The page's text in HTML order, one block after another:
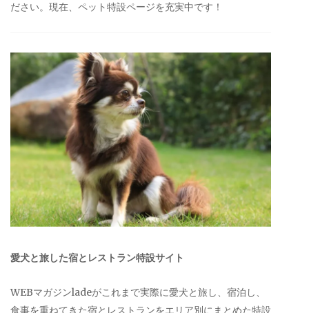
ださい。現在、ペット特設ページを充実中です！
愛犬と旅した宿とレストラン特設サイト
WEBマガジンladeがこれまで実際に愛犬と旅し、宿泊し、
食事を重ねてきた宿とレストランをエリア別にまとめた特設